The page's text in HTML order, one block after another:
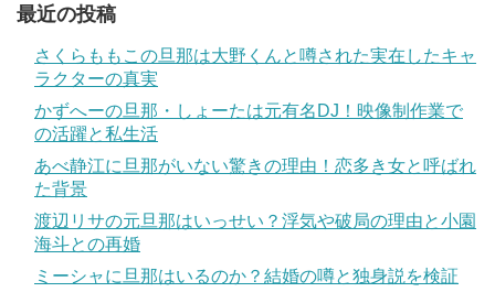
最近の投稿
さくらももこの旦那は大野くんと噂された実在したキャ
ラクターの真実
かずへーの旦那・しょーたは元有名DJ！映像制作業で
の活躍と私生活
あべ静江に旦那がいない驚きの理由！恋多き女と呼ばれ
た背景
渡辺リサの元旦那はいっせい？浮気や破局の理由と小園
海斗との再婚
ミーシャに旦那はいるのか？結婚の噂と独身説を検証